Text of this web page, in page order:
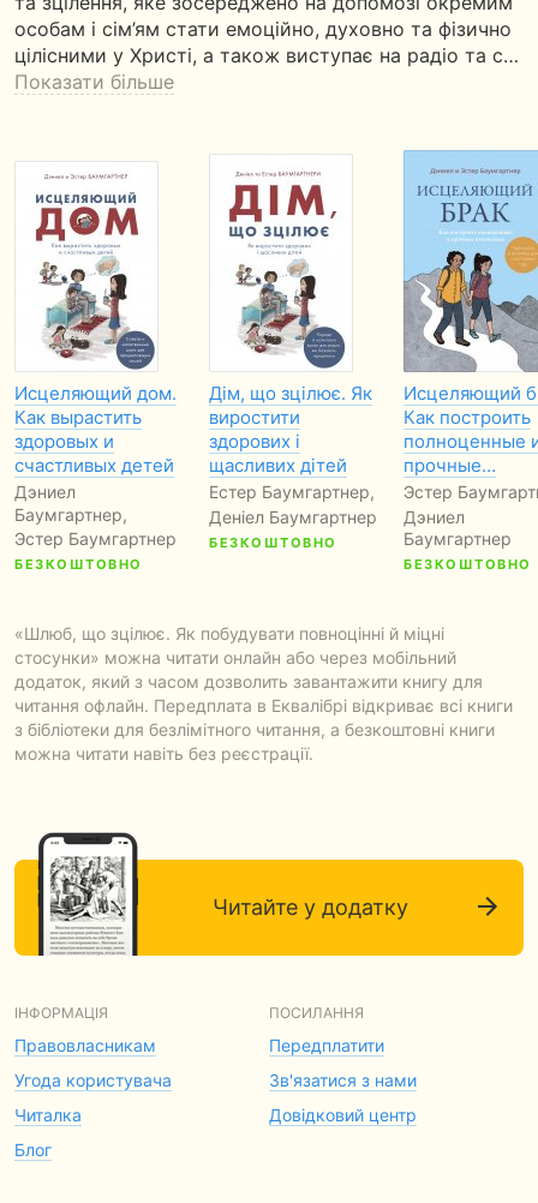
особам і сім’ям стати емоційно, духовно та фізично
цілісними у Христі, а також виступає на радіо та с…
Показати більше
Исцеляющий дом.
Как вырастить
здоровых и
счастливых детей
Дэниел
Баумгартнер,
Эстер Баумгартнер
БЕЗКОШТОВНО
Дім, що зцілює. Як
виростити
здорових і
щасливих дітей
Естер Баумгартнер,
Деніел Баумгартнер
БЕЗКОШТОВНО
Исцеляющий
Как построить
полноценные
прочные…
Эстер
Дэниел
Баумгартнер
БЕЗКОШТОВНО
«Шлюб, що зцілює. Як побудувати повноцінні й міцні
стосунки» можна читати онлайн або через мобільний
додаток, який з часом дозволить завантажити книгу для
читання офлайн. Передплата в Еквалібрі відкриває всі книги
з бібліотеки для безлімітного читання, а безкоштовні книги
можна читати навіть без реєстрації.
Читайте у додатку
ІНФОРМАЦІЯ
Правовласникам
Угода користувача
Читалка
Блог
ПОСИЛАННЯ
Передплатити
Зв'язатися з нами
Довідковий центр